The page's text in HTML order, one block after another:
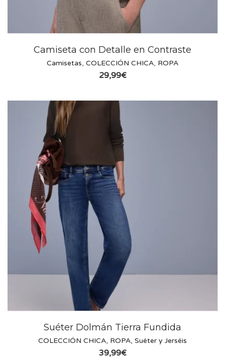
Camiseta con Detalle en Contraste
Camisetas, COLECCIÓN CHICA, ROPA
29,99€
Suéter Dolmán Tierra Fundida
COLECCIÓN CHICA, ROPA, Suéter y Jerséis
39,99€